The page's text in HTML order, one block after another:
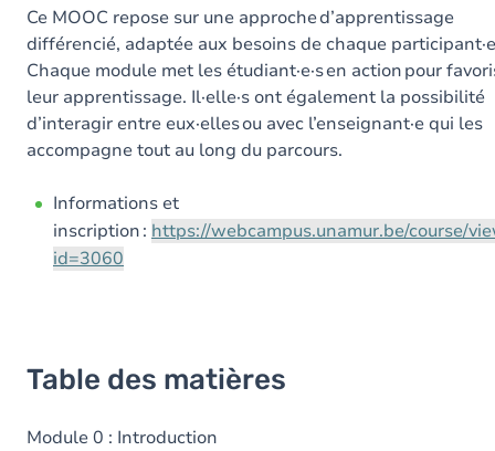
Ce MOOC repose sur une approche d’apprentissage
différencié, adaptée aux besoins de chaque
Chaque module met les étudiant·e·s en action pour
leur apprentissage. Il·elle·s ont également la possibilité
d’interagir entre eux·elles ou avec l’enseignant·e qui les
accompagne tout au long du parcours.
Informations et
inscription : https://webcampus.unamur.be/course/
id=3060
Table des matières
Module 0 : Introduction